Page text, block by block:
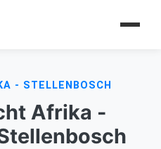
- STELLENBOSCH
Afrika -